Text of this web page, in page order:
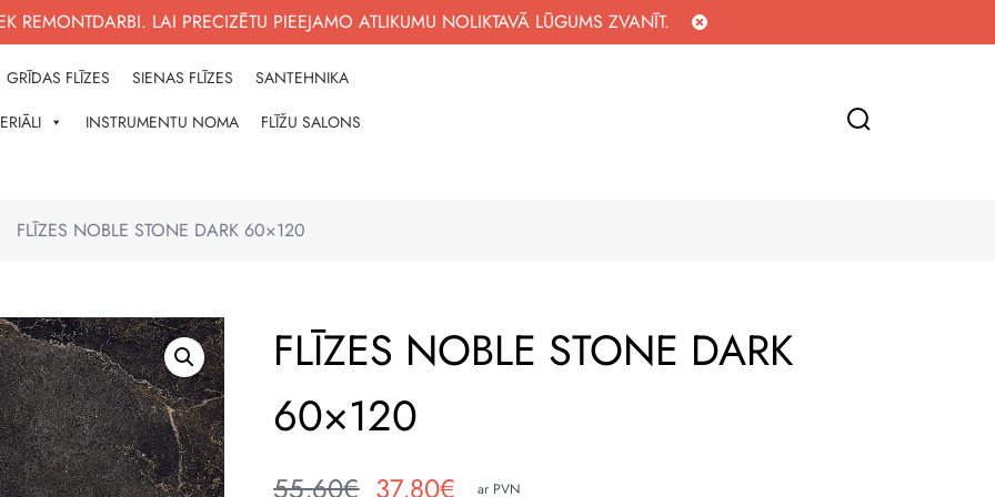
REMONTDARBI. LAI PRECIZĒTU PIEEJAMO ATLIKUMU NOLIKTAVĀ LŪGUMS ZVANĪT.
GRĪDAS FLĪZES SIENAS FLĪZES
SANTEHNIKA
INSTRUMENTU NOMA
FLĪŽU SALONS
FLĪZES NOBLE STONE DARK 60×120
FLĪZES NOBLE STONE DARK
60×120
55,60€ 37,80€ ar PVN